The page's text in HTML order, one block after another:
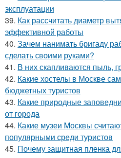
эксплуатации
39. Как рассчитать диаметр
эффективной работы
40. Зачем нанимать бригаду
сделать своими руками?
41. В них скапливаются пыль,
42. Какие хостелы в Москве
бюджетных туристов
43. Какие природные
от города
44. Какие музеи Москвы
популярными среди туристов
45. Почему защитная пленка